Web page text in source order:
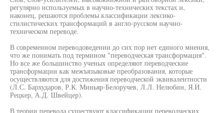
регулярно используемых в научно-технических текстах и,
наконец, решаются проблемы классификации лексико-
стилистических трансформаций в англо-русском научно-
техническом переводе.
В современном переводоведении до сих пор нет единого мнения,
что же понимать под термином "переводческая трансформация".
Но все же большинство ученых определяют переводческие
трансформации как межъязыковые преобразования, которые
осуществляются для достижения переводческой эквивалентности
(Л.С. Бархударов, Р.К. Миньяр-Белоручев, Л.Л. Нелюбин, Я.И.
Рецкер, А.Д. Швейцер).
В теории перевода существуют классификации переводческих